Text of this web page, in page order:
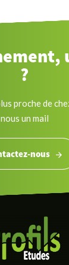
?
proche de
nous un mail
nous